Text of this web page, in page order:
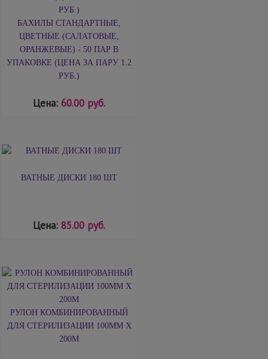
БАХИЛЫ СТАНДАРТНЫЕ,
ЦВЕТНЫЕ (САЛАТОВЫЕ,
ОРАНЖЕВЫЕ) - 50 ПАР В
УПАКОВКЕ (ЦЕНА ЗА ПАРУ 1.2
РУБ.)
Цена: 60.00 руб.
ВАТНЫЕ ДИСКИ 180 ШТ
Цена: 85.00 руб.
РУЛОН КОМБИНИРОВАННЫЙ
ДЛЯ СТЕРИЛИЗАЦИИ 100ММ X
200М